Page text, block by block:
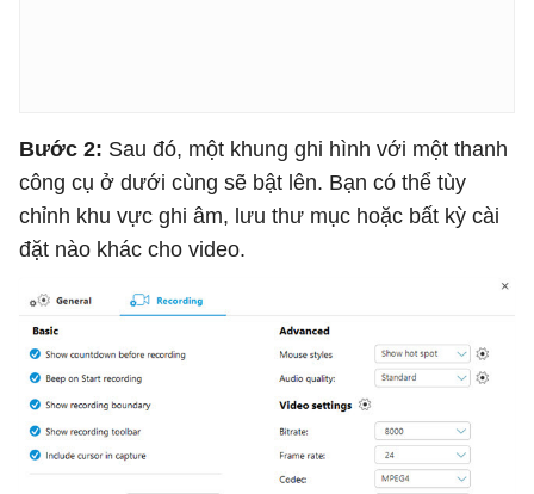
Bước 2: Sau đó, một khung ghi hình với một thanh
công cụ ở dưới cùng sẽ bật lên. Bạn có thể tùy
chỉnh khu vực ghi âm, lưu thư mục hoặc bất kỳ cài
đặt nào khác cho video.